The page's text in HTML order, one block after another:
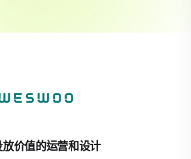
价值的运营和设计